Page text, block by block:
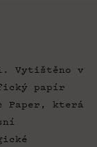
Vytištěno v
papír
Paper, která